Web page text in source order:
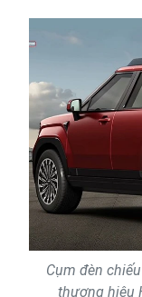
Cụm đèn
thương hiệu